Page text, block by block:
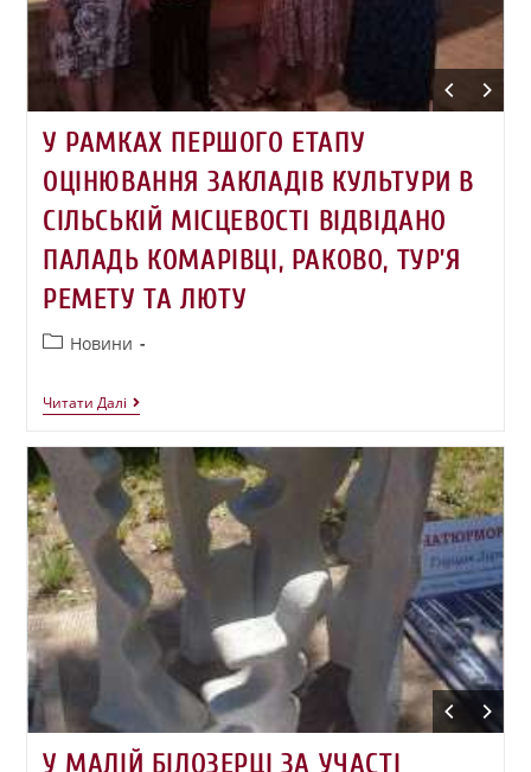
У РАМКАХ ПЕРШОГО ЕТАПУ
ОЦІНЮВАННЯ ЗАКЛАДІВ КУЛЬТУРИ В
СІЛЬСЬКІЙ МІСЦЕВОСТІ ВІДВІДАНО
ПАЛАДЬ КОМАРІВЦІ, РАКОВО, ТУР’Я
РЕМЕТУ ТА ЛЮТУ
Новини
Читати Далі
У МАЛІЙ БІЛОЗЕРЦІ ЗА УЧАСТІ